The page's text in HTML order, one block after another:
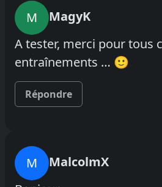
M
MagyK
A tester, merci pour tous
entraînements … 🙂
Répondre
M
MalcolmX